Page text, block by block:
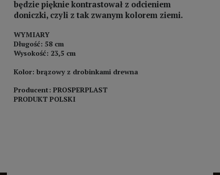
będzie pięknie kontrastował z odcieniem
doniczki, czyli z tak zwanym kolorem ziemi.
WYMIARY
Długość: 58 cm
Wysokość: 23,5 cm
Kolor: brązowy z drobinkami drewna
Producent: PROSPERPLAST
PRODUKT POLSKI